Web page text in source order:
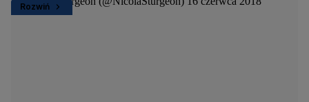
Rozwiń